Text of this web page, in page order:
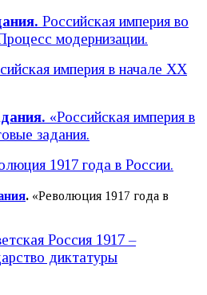
Российская империя во
модернизации.
империя в начале XX
«Российская империя в
задания.
1917 года в России.
. «Революция 1917 года в
Россия 1917 –
диктатуры